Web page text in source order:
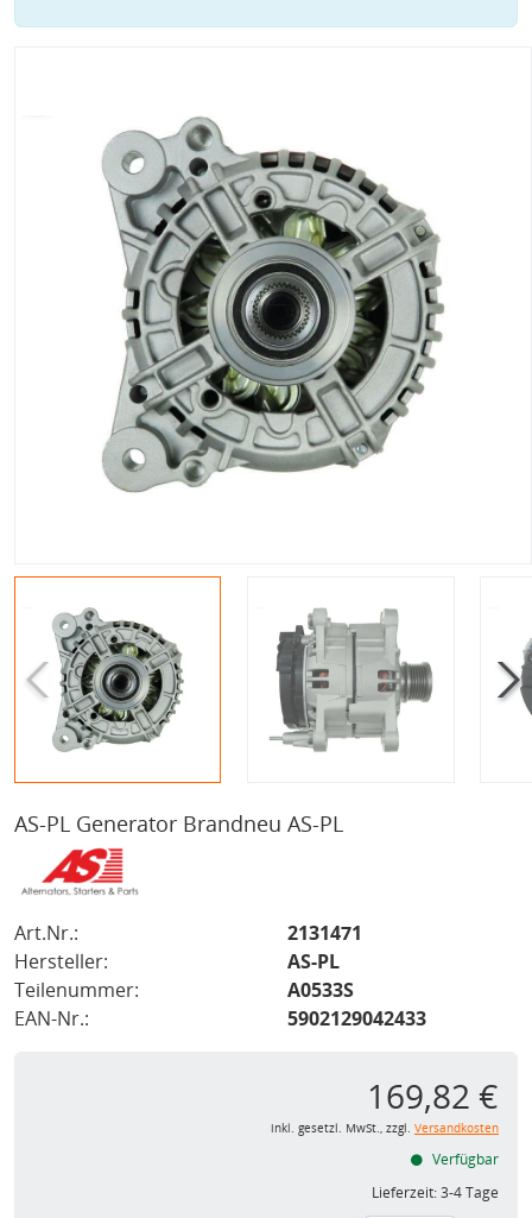
AS-PL Generator Brandneu AS-PL
Art.Nr.:
2131471
Hersteller:
AS-PL
Teilenummer:
A0533S
EAN-Nr.:
5902129042433
169,82 €
inkl. gesetzl. MwSt., zzgl. Versandkosten
Verfügbar
Lieferzeit:3-4 Tage